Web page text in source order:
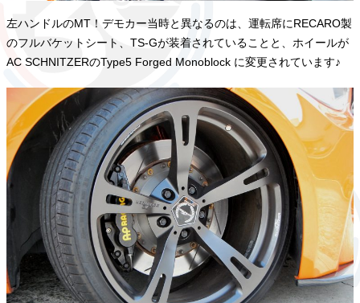
左ハンドルのMT！デモカー当時と異なるのは、運転席にRECARO製
のフルバケットシート、TS-Gが装着されていることと、ホイールが
AC SCHNITZERのType5 Forged Monoblock に変更されています♪